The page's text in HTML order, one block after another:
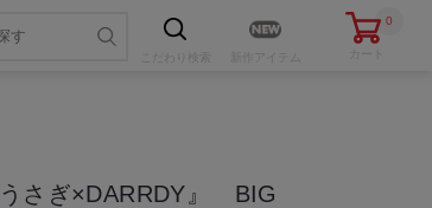
0
カート
うさぎ×DARRDY』 BIG